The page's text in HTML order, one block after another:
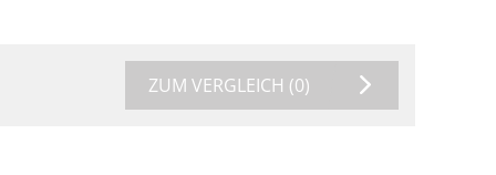
ZUM VERGLEICH (0)